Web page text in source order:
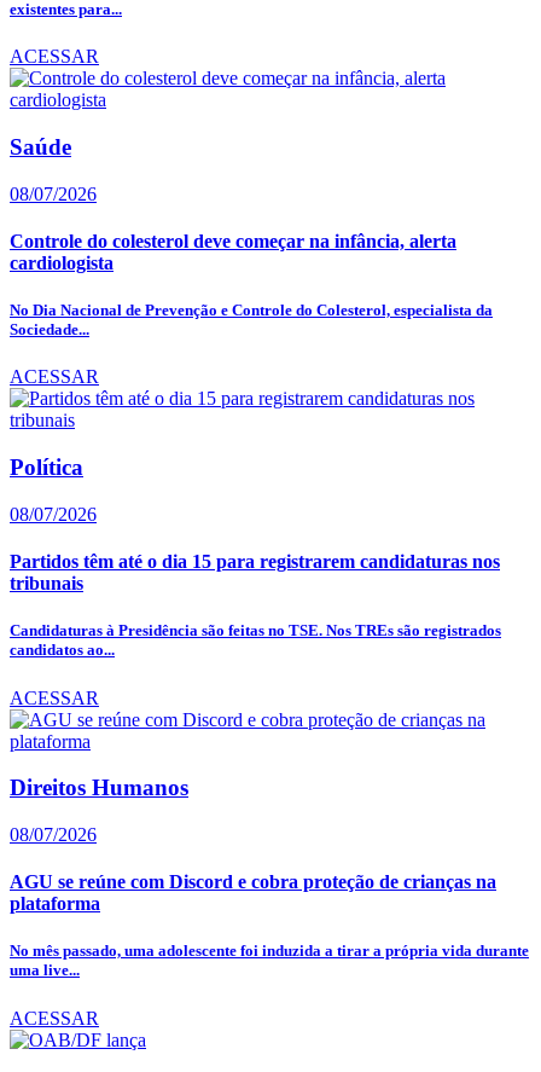
existentes para...
ACESSAR
Saúde
08/07/2026
Controle do colesterol deve começar na infância, alerta
cardiologista
No Dia Nacional de Prevenção e Controle do Colesterol, especialista da
Sociedade...
ACESSAR
Política
08/07/2026
Partidos têm até o dia 15 para registrarem candidaturas nos
tribunais
Candidaturas à Presidência são feitas no TSE. Nos TREs são registrados
candidatos ao...
ACESSAR
Direitos Humanos
08/07/2026
AGU se reúne com Discord e cobra proteção de crianças na
plataforma
No mês passado, uma adolescente foi induzida a tirar a própria vida durante
uma live...
ACESSAR